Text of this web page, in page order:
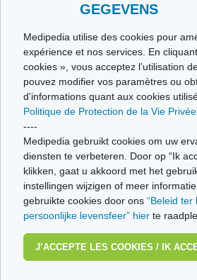
GEGEVENS
Medipedia utilise des cookies pour
expérience et nos services. En
cookies », vous acceptez l’utilisation
pouvez modifier vos paramètres ou
d'informations quant aux cookies
Politique de Protection de la Vie
----
Medipedia gebruikt cookies om uw
diensten te verbeteren. Door op “Ik
klikken, gaat u akkoord met het
instellingen wijzigen of meer
gebruikte cookies door ons “Beleid
persoonlijke levensfeer” hier te
J’ACCEPTE LES COOKIES / IK
Ce site respecte les
© Vivio sa, 2014-2026 - Tous droits réservés |
1160 Brussels